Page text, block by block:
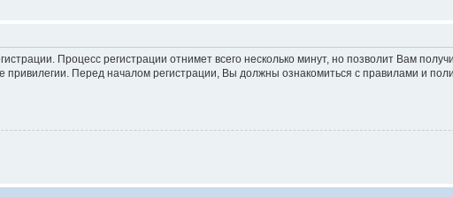
Процесс регистрации отнимет всего несколько минут, но позволит Вам
привилегии. Перед началом регистрации, Вы должны ознакомиться с правилами и